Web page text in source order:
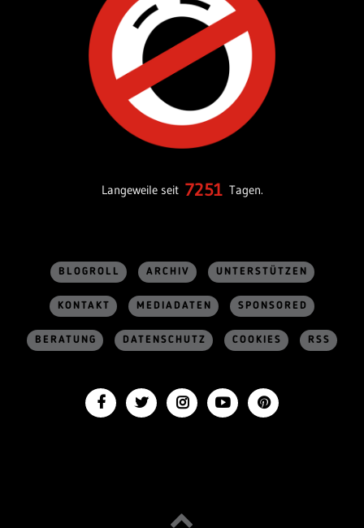
Langeweile seit 7251 Tagen.
BLOGROLL ARCHIV UNTERSTÜTZEN
KONTAKT MEDIADATEN SPONSORED
BERATUNG DATENSCHUTZ COOKIES RSS